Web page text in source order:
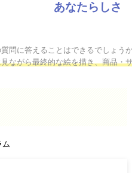
あなたらしさ
問に答えることはできるでしょう
ながら最終的な絵を描き、商品・
ム